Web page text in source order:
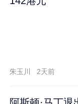
朱玉川 2天前